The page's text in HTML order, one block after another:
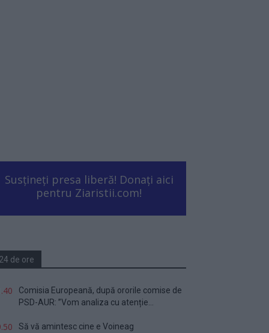
Susțineți presa liberă! Donați aici
pentru Ziaristii.com!
24 de ore
Comisia Europeană, după ororile comise de
PSD-AUR: ”Vom analiza cu atenție...
Să vă amintesc cine e Voineag